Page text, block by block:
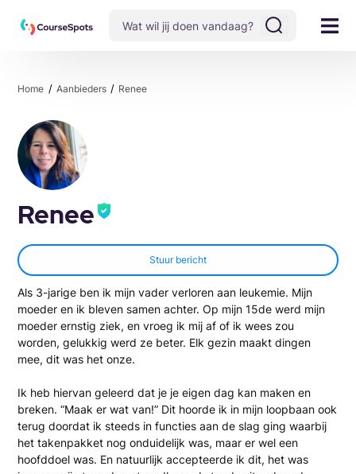
Home Aanbieders Renee
Renee
Stuur bericht
Als 3-jarige ben ik mijn vader verloren aan leukemie. Mijn
moeder en ik bleven samen achter. Op mijn 15de werd mijn
moeder ernstig ziek, en vroeg ik mij af of ik wees zou
worden, gelukkig werd ze beter. Elk gezin maakt dingen
mee, dit was het onze.
Ik heb hiervan geleerd dat je je eigen dag kan maken en
breken. “Maak er wat van!” Dit hoorde ik in mijn loopbaan ook
terug doordat ik steeds in functies aan de slag ging waarbij
het takenpakket nog onduidelijk was, maar er wel een
hoofddoel was. En natuurlijk accepteerde ik dit, het was